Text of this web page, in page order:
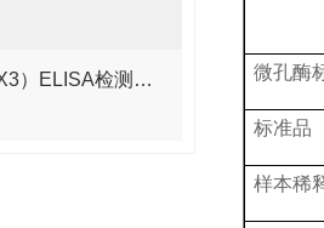
小鼠五聚素3（PTX3）ELISA检测试剂盒 应该如何保存呢？ 微孔酶
标准品
样本稀